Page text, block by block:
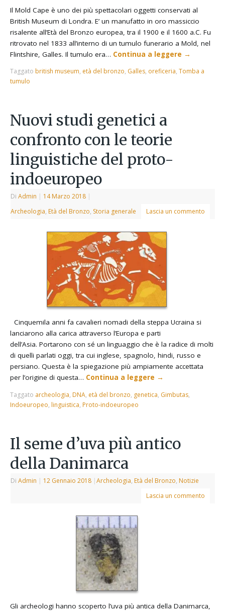
Il Mold Cape è uno dei più spettacolari oggetti conservati al
British Museum di Londra. E’ un manufatto in oro massiccio
risalente all’Età del Bronzo europea, tra il 1900 e il 1600 a.C. Fu
ritrovato nel 1833 all’interno di un tumulo funerario a Mold, nel
Flintshire, Galles. Il tumulo era… Continua a leggere →
Taggato british museum, età del bronzo, Galles, oreficeria,Tomba a
tumulo
Nuovi studi genetici a
confronto con le teorie
linguistiche del proto-
indoeuropeo
DiAdmin | 14 Marzo 2018 |
Archeologia, Età del Bronzo, Storia generale Lascia un commento
Cinquemila anni fa cavalieri nomadi della steppa Ucraina si
lanciarono alla carica attraverso l’Europa e parti
dell’Asia. Portarono con sé un linguaggio che è la radice di molti
di quelli parlati oggi, tra cui inglese, spagnolo, hindi, russo e
persiano. Questa è la spiegazione più ampiamente accettata
per l’origine di questa… Continua a leggere →
Taggato archeologia, DNA, età del bronzo, genetica, Gimbutas,
Indoeuropeo, linguistica, Proto-indoeuropeo
Il seme d’uva più antico
della Danimarca
DiAdmin | 12 Gennaio 2018 |Archeologia, Età del Bronzo, Notizie
Lascia un commento
Gli archeologi hanno scoperto l’uva più antica della Danimarca,